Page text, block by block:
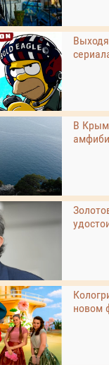
В
новом